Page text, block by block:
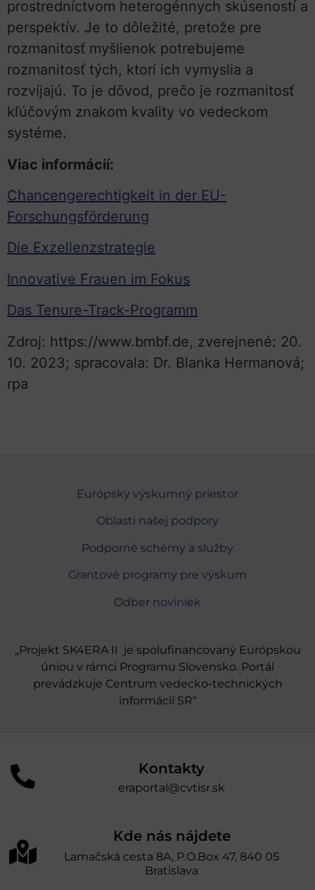
prostredníctvom heterogénnych skúseností a
perspektív. Je to dôležité, pretože pre
rozmanitosť myšlienok potrebujeme
rozmanitosť tých, ktorí ich vymyslia a
rozvíjajú. To je dôvod, prečo je rozmanitosť
kľúčovým znakom kvality vo vedeckom
systéme.
Viac informácií:
Chancengerechtigkeit in der EU-
Forschungsförderung
Die Exzellenzstrategie
Innovative Frauen im Fokus
Das Tenure-Track-Programm
Zdroj: https://www.bmbf.de, zverejnené: 20.
10. 2023; spracovala: Dr. Blanka Hermanová;
rpa
Európsky výskumný priestor
Oblasti našej podpory
Podporné schémy a služby
Grantové programy pre výskum
Odber noviniek
„Projekt SK4ERA II je spolufinancovaný Európskou
úniou v rámci Programu Slovensko. Portál
prevádzkuje Centrum vedecko-technických
informácií SR“
Kontakty
eraportal@cvtisr.sk
Kde nás nájdete
Lamačská cesta 8A, P.O.Box 47, 840 05
Bratislava